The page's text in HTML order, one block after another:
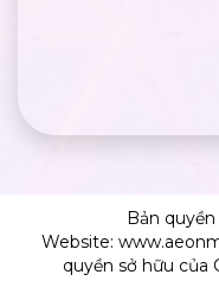
Bản
Website:
quyền sở hữu của